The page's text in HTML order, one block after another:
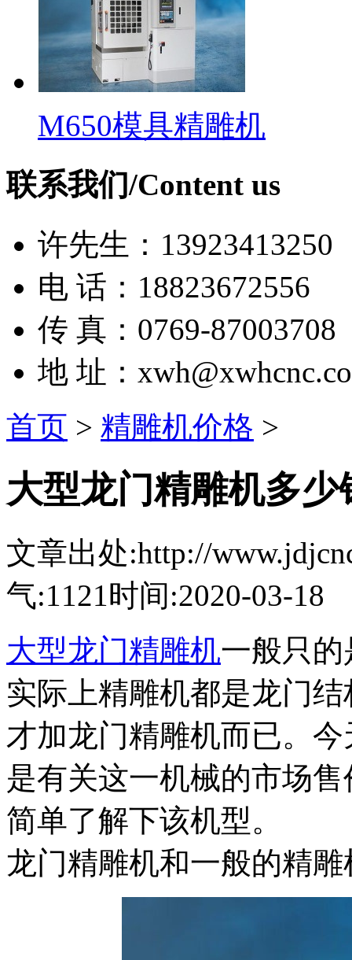
M650模具精雕机
联系我们/Content us
许先生：13923413250
电 话：18823672556
传 真：0769-87003708
地 址：
首页 > 精雕机价格 >
大型龙门精雕机多少
文章出处:http://
气:1121 时间:2020-03-18
大型龙门精雕机一般只
实际上精雕机都是龙门
才加龙门精雕机而已。
是有关这一机械的市场
简单了解下该机型。
龙门精雕机和一般的精